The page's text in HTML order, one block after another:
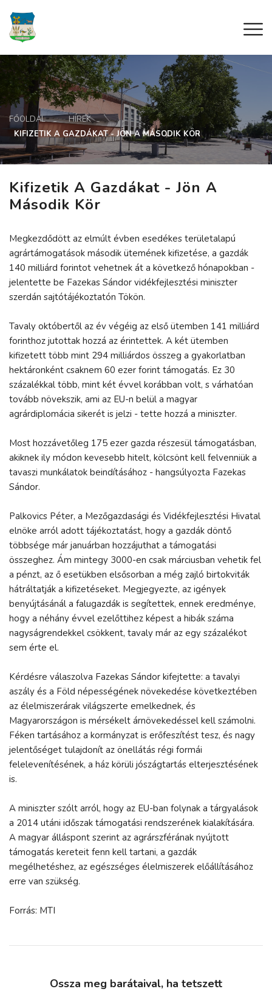
FŐOLDAL
HÍREK
KIFIZETIK A GAZDÁKAT - JÖN A MÁSODIK KÖR
Kifizetik A Gazdákat - Jön A
Második Kör
Megkezdődött az elmúlt évben esedékes területalapú
agrártámogatások második ütemének kifizetése, a gazdák
140 milliárd forintot vehetnek át a következő hónapokban -
jelentette be Fazekas Sándor vidékfejlesztési miniszter
szerdán sajtótájékoztatón Tökön.
Tavaly októbertől az év végéig az első ütemben 141 milliárd
forinthoz jutottak hozzá az érintettek. A két ütemben
kifizetett több mint 294 milliárdos összeg a gyakorlatban
hektáronként csaknem 60 ezer forint támogatás. Ez 30
százalékkal több, mint két évvel korábban volt, s várhatóan
tovább növekszik, ami az EU-n belül a magyar
agrárdiplomácia sikerét is jelzi - tette hozzá a miniszter.
Most hozzávetőleg 175 ezer gazda részesül támogatásban,
akiknek ily módon kevesebb hitelt, kölcsönt kell felvenniük a
tavaszi munkálatok beindításához - hangsúlyozta Fazekas
Sándor.
Palkovics Péter, a Mezőgazdasági és Vidékfejlesztési Hivatal
elnöke arról adott tájékoztatást, hogy a gazdák döntő
többsége már januárban hozzájuthat a támogatási
összeghez. Ám mintegy 3000-en csak márciusban vehetik fel
a pénzt, az ő esetükben elsősorban a még zajló birtokviták
hátráltatják a kifizetéseket. Megjegyezte, az igények
benyújtásánál a falugazdák is segítettek, ennek eredménye,
hogy a néhány évvel ezelőttihez képest a hibák száma
nagyságrendekkel csökkent, tavaly már az egy százalékot
sem érte el.
Kérdésre válaszolva Fazekas Sándor kifejtette: a tavalyi
aszály és a Föld népességének növekedése következtében
az élelmiszerárak világszerte emelkednek, és
Magyarországon is mérsékelt árnövekedéssel kell számolni.
Féken tartásához a kormányzat is erőfeszítést tesz, és nagy
jelentőséget tulajdonít az önellátás régi formái
felelevenítésének, a ház körüli jószágtartás elterjesztésének
is.
A miniszter szólt arról, hogy az EU-ban folynak a tárgyalások
a 2014 utáni időszak támogatási rendszerének kialakítására.
A magyar álláspont szerint az agrárszférának nyújtott
támogatás kereteit fenn kell tartani, a gazdák
megélhetéshez, az egészséges élelmiszerek előállításához
erre van szükség.
Forrás: MTI
Ossza meg barátaival, ha tetszett